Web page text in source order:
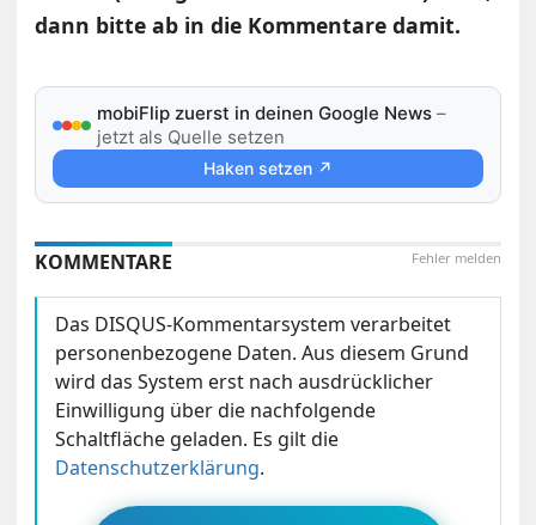
dann bitte ab in die Kommentare damit.
mobiFlip zuerst in deinen Google News –
jetzt als Quelle setzen
Haken setzen ↗
Fehler melden
KOMMENTARE
Das DISQUS-Kommentarsystem verarbeitet
personenbezogene Daten. Aus diesem Grund
wird das System erst nach ausdrücklicher
Einwilligung über die nachfolgende
Schaltfläche geladen. Es gilt die
Datenschutzerklärung.